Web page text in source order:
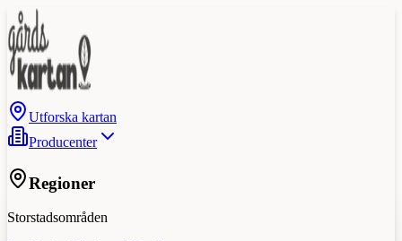
Utforska kartan
Producenter
Regioner
Storstadsområden